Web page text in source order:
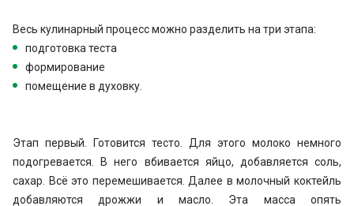
Весь кулинарный процесс можно разделить на три этапа:
подготовка теста
формирование
помещение в духовку.
Этап первый. Готовится тесто. Для этого молоко немного
подогревается. В него вбивается яйцо, добавляется соль,
сахар. Всё это перемешивается. Далее в молочный коктейль
добавляются дрожжи и масло. Эта масса опять